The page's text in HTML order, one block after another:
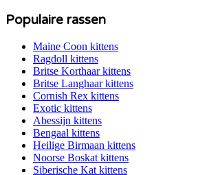
Populaire rassen
Maine Coon kittens
Ragdoll kittens
Britse Korthaarkittens
Britse Langhaarkittens
Cornish Rex kittens
Exotic kittens
Abessijn kittens
Bengaal kittens
Heilige Birmaan kittens
Noorse Boskat kittens
Siberische Kat kittens